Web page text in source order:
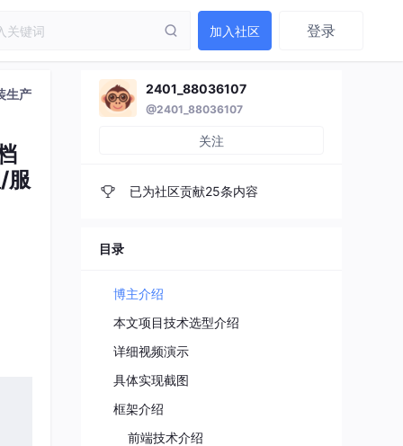
加入社区 登录
生产
服
2401_88036107
@2401_88036107
关注
已为社区贡献25条内容
目录
博主介绍
本文项目技术选型介绍
详细视频演示
具体实现截图
框架介绍
前端技术介绍